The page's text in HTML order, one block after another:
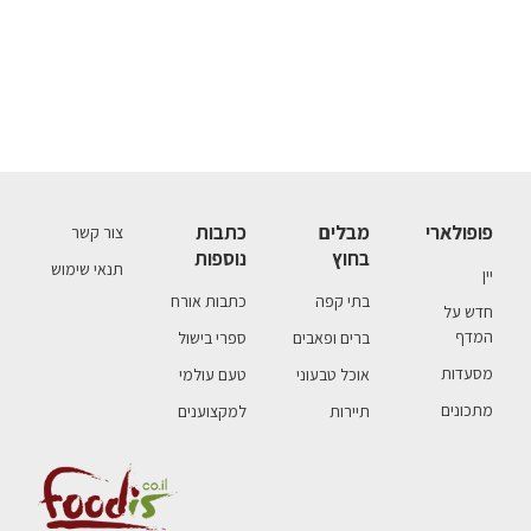
פופולארי
יין
חדש על
המדף
מסעדות
מתכונים
מבלים
בחוץ
בתי קפה
ברים ופאבים
אוכל טבעוני
תיירות
כתבות
נוספות
כתבות אורח
ספרי בישול
טעם עולמי
למקצוענים
צור קשר
תנאי שימוש